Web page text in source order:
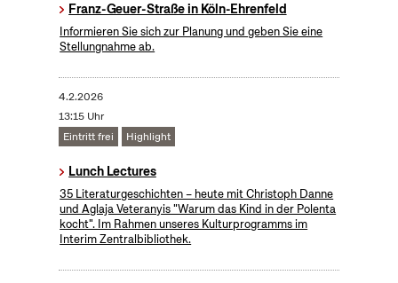
Franz-Geuer-Straße in Köln-Ehrenfeld
Informieren Sie sich zur Planung und geben Sie eine
Stellungnahme ab.
4.2.2026
13:15 Uhr
Eintritt frei
Highlight
Lunch Lectures
35 Literaturgeschichten – heute mit Christoph Danne
und Aglaja Veteranyis "Warum das Kind in der Polenta
kocht". Im Rahmen unseres Kulturprogramms im
Interim Zentralbibliothek.